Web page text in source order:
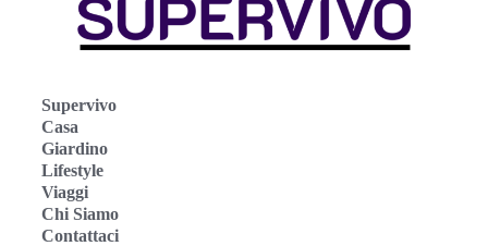
Supervivo
Casa
Giardino
Lifestyle
Viaggi
Chi Siamo
Contattaci